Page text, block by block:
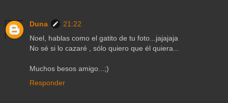
Duna
21:22
Noel, hablas como el gatito de tu foto...jajajaja
No sé si lo cazaré , sólo quiero que él quiera...
Muchos besos amigo...;)
Responder